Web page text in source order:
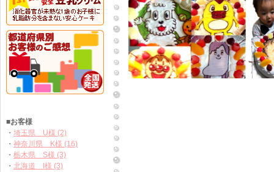
■お客様
・ 埼玉県 U様 (2)
・ 神奈川県 K様 (16)
・ 栃木県 S様 (3)
・ 北海道 I様 (3)